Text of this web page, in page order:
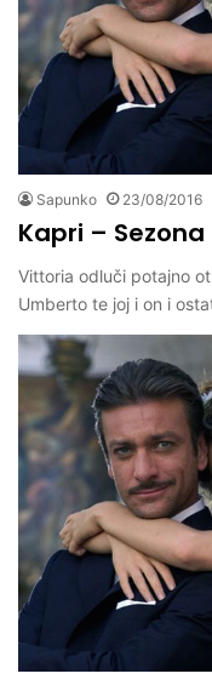
Sapunko 23/08/2016
Kapri – Sezona
Vittoria odluči potajno
Umberto te joj i on i